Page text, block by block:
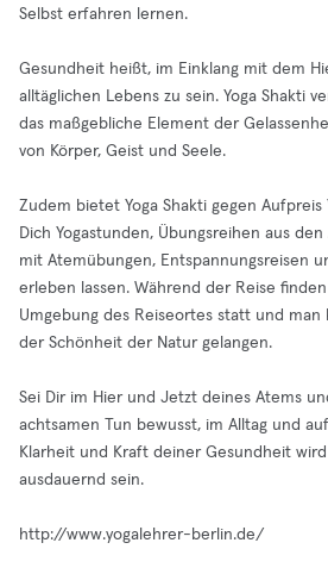
Selbst erfahren lernen.
Gesundheit heißt, im Einklang mit dem
alltäglichen Lebens zu sein. Yoga Shakti
das maßgebliche Element der
von Körper, Geist und Seele.
Zudem bietet Yoga Shakti gegen Aufpreis
Dich Yogastunden, Übungsreihen aus
mit Atemübungen, Entspannungsreisen
erleben lassen. Während der Reise
Umgebung des Reiseortes statt und
der Schönheit der Natur gelangen.
Sei Dir im Hier und Jetzt deines Atems
achtsamen Tun bewusst, im Alltag und
Klarheit und Kraft deiner Gesundheit
ausdauernd sein.
http://www.yogalehrer-berlin.de/